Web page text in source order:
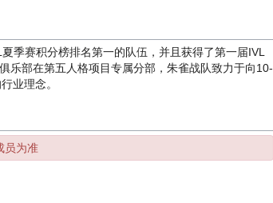
季赛积分榜排名第一的队伍，并且获得了第一届IVL
乐部在第五人格项目专属分部，朱雀战队致力于向10-
业理念。
员为准